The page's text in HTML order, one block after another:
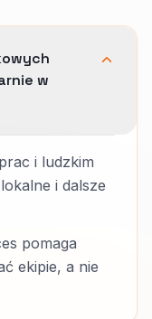
w
i ludzkim
i dalsze
pomaga
ekipie, a nie